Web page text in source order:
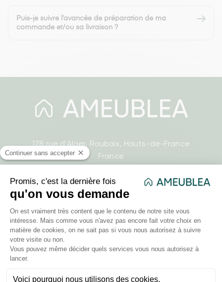
Puis-je suivre l’avancée de préparation de ma
commande et/ou sa livraison ?
178 rue d'Alger, Roubaix, Hauts-de-France
France
03 20 37 87 66
- Mardi : 8h30-17h
- Mercredi : 8h30-17h
- Vendredi : 8h30-17h
contact@ameublea.fr